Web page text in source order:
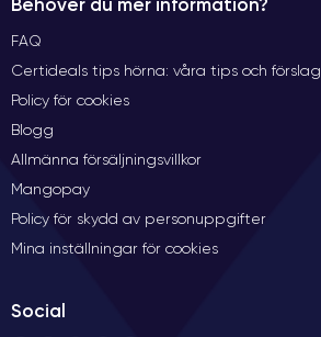
FAQ
Certideals tips hörna: våra tips och förslag
Policy för cookies
Blogg
Allmänna försäljningsvillkor
Mangopay
Policy för skydd av personuppgifter
Mina inställningar för cookies
Social